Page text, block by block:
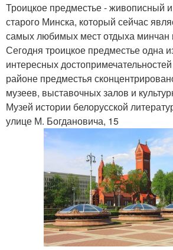
Троицкое предместье - живописный
старого Минска, который сейчас
самых любимых мест отдыха минчан
Сегодня троицкое предместье одна
интересных
районе предместья
музеев, выставочных залов и
Музей истории белорусской
улице М. Богдановича, 15